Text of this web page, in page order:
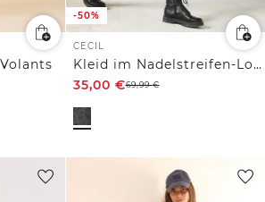
-50%
CECIL
Kleid im Nadelstreifen-Look
35,00 €69,99€